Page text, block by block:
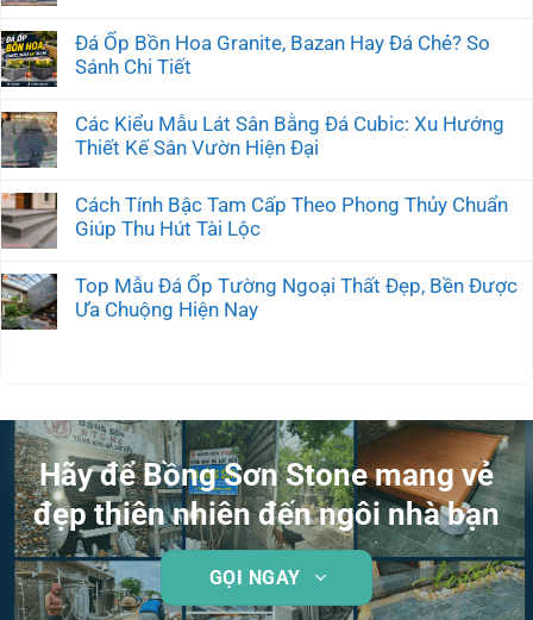
Đá Ốp Bồn Hoa Granite, Bazan Hay Đá Chẻ? So
Sánh Chi Tiết
Các Kiểu Mẫu Lát Sân Bằng Đá Cubic: Xu Hướng
Thiết Kế Sân Vườn Hiện Đại
Cách Tính Bậc Tam Cấp Theo Phong Thủy Chuẩn
Giúp Thu Hút Tài Lộc
Top Mẫu Đá Ốp Tường Ngoại Thất Đẹp, Bền Được
Ưa Chuộng Hiện Nay
Hãy để Bồng Sơn Stone mang vẻ
đẹp thiên nhiên đến ngôi nhà bạn
GỌI NGAY